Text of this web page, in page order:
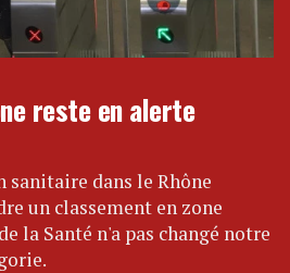
reste en alerte
dans le Rhône
un classement en zone
la Santé n'a pas changé notre